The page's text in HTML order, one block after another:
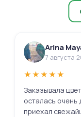
Arina
7 августа
★★★★★
Заказывала
осталась очень
приехал